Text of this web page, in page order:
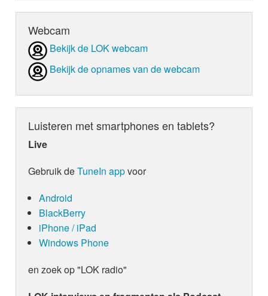
Webcam
Bekijk de LOK webcam
Bekijk de opnames van de webcam
Luisteren met smartphones en tablets?
Live
Gebruik deTuneIn appvoor
Android
BlackBerry
iPhone / iPad
Windows Phone
en zoek op "LOK radio"